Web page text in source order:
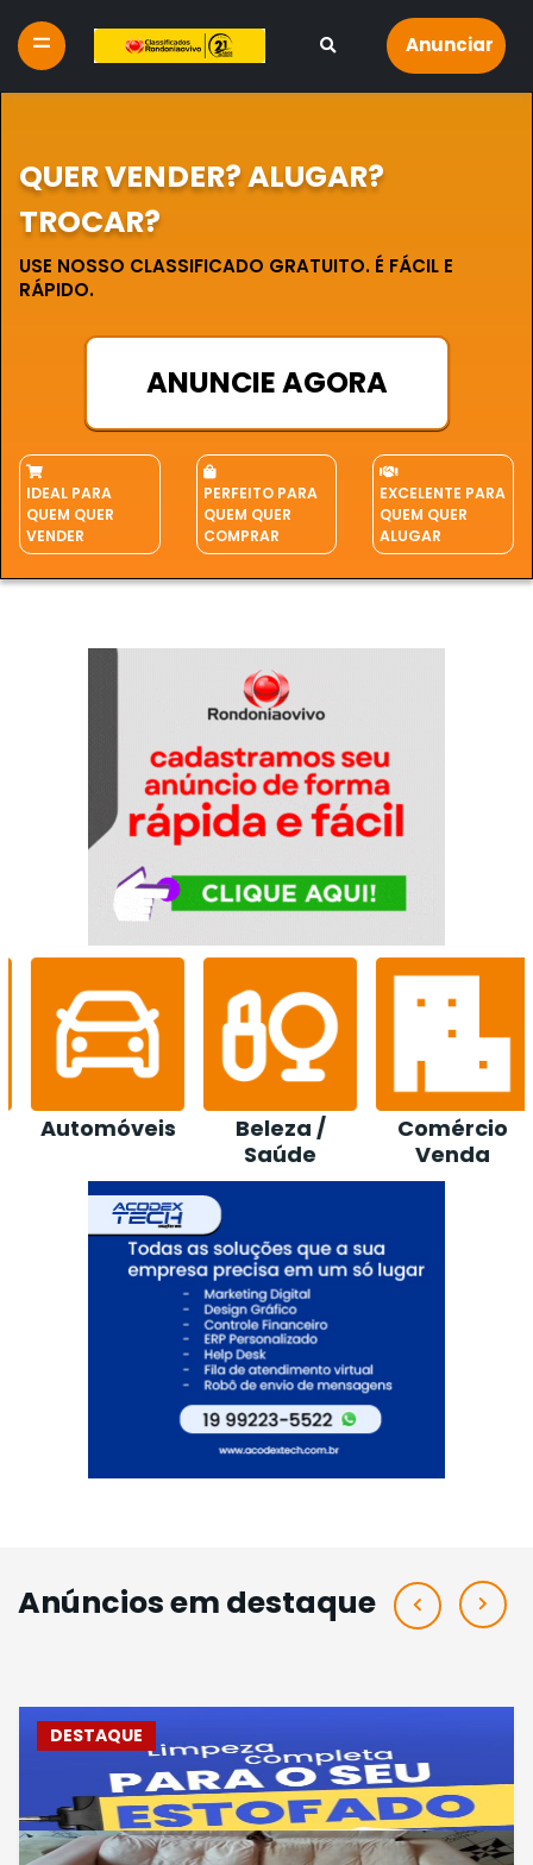
Anunciar
QUER VENDER? ALUGAR?
TROCAR?
USE NOSSO CLASSIFICADO GRATUITO. É FÁCIL E
RÁPIDO.
ANUNCIE AGORA
IDEAL PARA
QUEM QUER
VENDER
PERFEITO PARA
QUEM QUER
COMPRAR
EXCELENTE PARA
QUEM QUER
ALUGAR
Beleza /
Comércio
Venda
Construção /
Loja
Anúncios em destaque